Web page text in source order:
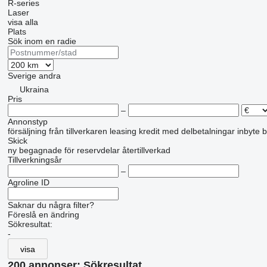
R-series
Laser
visa alla
Plats
Sök inom en radie
Sverige andra
Ukraina
Pris
–
Annonstyp
försäljning från tillverkaren leasing kredit med delbetalningar inbyte
Skick
ny begagnade för reservdelar återtillverkad
Tillverkningsår
–
Agroline ID
Saknar du några filter?
Föreslå en ändring
Sökresultat:
-
visa